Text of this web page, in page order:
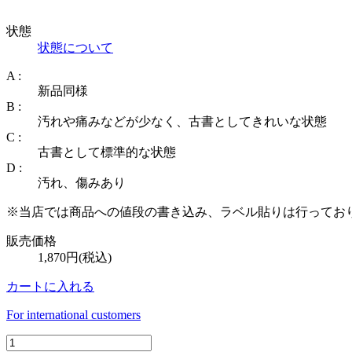
状態
状態について
A :
新品同様
B :
汚れや痛みなどが少なく、古書としてきれいな状態
C :
古書として標準的な状態
D :
汚れ、傷みあり
※当店では商品への値段の書き込み、ラベル貼りは行ってお
販売価格
1,870円(税込)
カートに入れる
For international customers